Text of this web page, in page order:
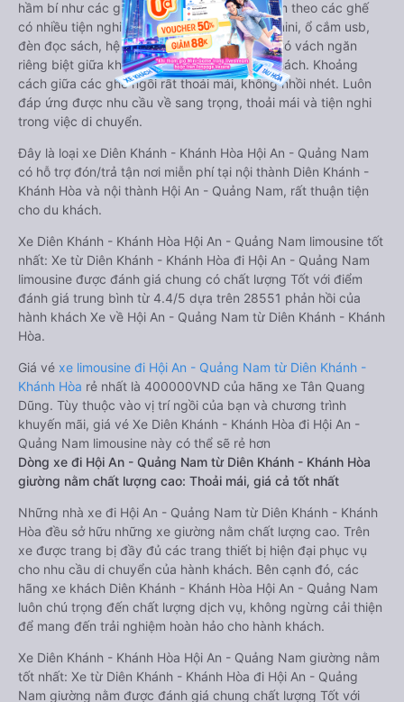
hầm bí như các ghế bọc da bình thường. Kèm theo các ghế
có nhiều tiện nghi hiện đại như ti-vi, tủ lạnh mini, ổ cắm usb,
đèn đọc sách, hệ thống âm thanh cao cấp. Có vách ngăn
riêng biệt giữa khoang lái và khoang hành khách. Khoảng
cách giữa các ghế ngồi rất thoải mái, không nhồi nhét. Luôn
đáp ứng được nhu cầu về sang trọng, thoải mái và tiện nghi
trong việc di chuyển.
Đây là loại xe Diên Khánh - Khánh Hòa Hội An - Quảng Nam
có hỗ trợ đón/trả tận nơi miễn phí tại nội thành Diên Khánh -
Khánh Hòa và nội thành Hội An - Quảng Nam, rất thuận tiện
cho du khách.
Xe Diên Khánh - Khánh Hòa Hội An - Quảng Nam limousine tốt
nhất: Xe từ Diên Khánh - Khánh Hòa đi Hội An - Quảng Nam
limousine được đánh giá chung có chất lượng Tốt với điểm
đánh giá trung bình từ 4.4/5 dựa trên 28551 phản hồi của
hành khách Xe về Hội An - Quảng Nam từ Diên Khánh - Khánh
Hòa.
Giá vé xe limousine đi Hội An - Quảng Nam từ Diên Khánh -
Khánh Hòa rẻ nhất là 400000VND của hãng xe Tân Quang
Dũng. Tùy thuộc vào vị trí ngồi của bạn và chương trình
khuyến mãi, giá vé Xe Diên Khánh - Khánh Hòa đi Hội An -
Quảng Nam limousine này có thể sẽ rẻ hơn
Dòng xe đi Hội An - Quảng Nam từ Diên Khánh - Khánh Hòa
giường nằm chất lượng cao: Thoải mái, giá cả tốt nhất
Những nhà xe đi Hội An - Quảng Nam từ Diên Khánh - Khánh
Hòa đều sở hữu những xe giường nằm chất lượng cao. Trên
xe được trang bị đầy đủ các trang thiết bị hiện đại phục vụ
cho nhu cầu di chuyển của hành khách. Bên cạnh đó, các
hãng xe khách Diên Khánh - Khánh Hòa Hội An - Quảng Nam
luôn chú trọng đến chất lượng dịch vụ, không ngừng cải thiện
để mang đến trải nghiệm hoàn hảo cho hành khách.
Xe Diên Khánh - Khánh Hòa Hội An - Quảng Nam giường nằm
tốt nhất: Xe từ Diên Khánh - Khánh Hòa đi Hội An - Quảng
Nam giường nằm được đánh giá chung chất lượng Tốt với